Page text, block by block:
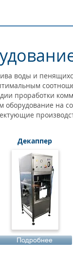
воды и
проработки
на
Декаппер
Подробнее